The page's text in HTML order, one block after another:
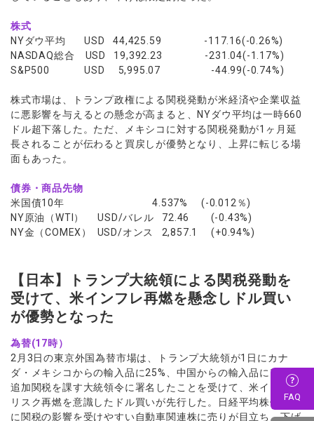
株式
NYダウ平均 USD 44,425.59 -117.16(-0.26%)
NASDAQ総合 USD 19,392.23 -231.04(-1.17%)
S&P500 USD 5,995.07 -44.99(-0.74%)
株式市場は、トランプ政権による関税発動が米経済や企業収益
に悪影響を与えるとの懸念が高まると、NYダウ平均は一時660
ドル超下落した。ただ、メキシコに対する関税発動が1ヶ月延
長されることが伝わると買戻しが優勢となり、上昇に転じる場
面もあった。
債券・商品先物
米国債10年 4.537% (-0.012％)
NY原油（WTI） USD/バレル 72.46 (-0.43%)
NY金（COMEX） USD/オンス 2,857.1 (+0.94%)
【日本】トランプ大統領による関税発動を
受けて、米インフレ再燃を懸念しドル買い
が優勢となった
為替(17時）
2月3日の東京外国為替市場は、トランプ大統領が1日にカナ
ダ・メキシコからの輸入品に25%、中国からの輸入品に10%の
追加関税を課す大統領令に署名したことを受けて、米インフレ
リスク再燃を意識したドル買いが先行した。日経平均株価も特
に関税の影響を受けやすい自動車関連株に売りが目立ち、下げ
FAQ